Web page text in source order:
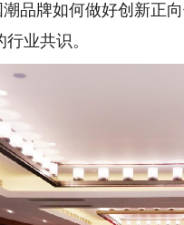
品牌如何做好创新正
业共识。